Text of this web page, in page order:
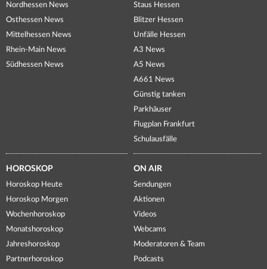
Nordhessen News
Osthessen News
Mittelhessen News
Rhein-Main News
Südhessen News
Staus Hessen
Blitzer Hessen
Unfälle Hessen
A3 News
A5 News
A661 News
Günstig tanken
Parkhäuser
Flugplan Frankfurt
Schulausfälle
HOROSKOP
Horoskop Heute
Horoskop Morgen
Wochenhoroskop
Monatshoroskop
Jahreshoroskop
Partnerhoroskop
ON AIR
Sendungen
Aktionen
Videos
Webcams
Moderatoren & Team
Podcasts